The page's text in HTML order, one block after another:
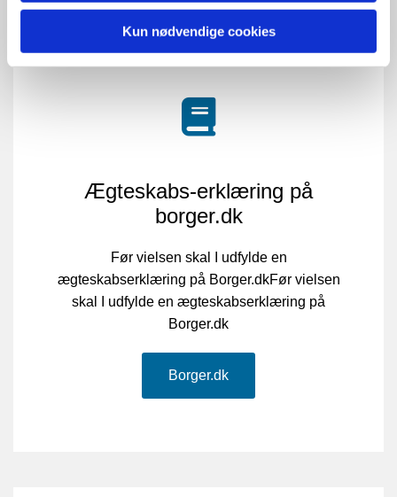
Kun nødvendige cookies
Ægteskabs-erklæring på
borger.dk
Før vielsen skal I udfylde en
ægteskabserklæring på Borger.dkFør vielsen
skal I udfylde en ægteskabserklæring på
Borger.dk
Borger.dk